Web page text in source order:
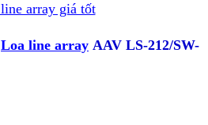
Loa line array AAV LS-212/SW-